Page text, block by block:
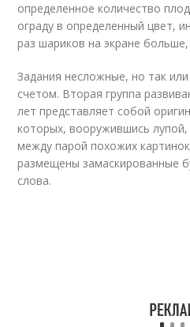
определенное количество
ограду в определенный цвет,
раз шариков на экране
Задания несложные, но так
счетом. Вторая группа
лет представляет собой
которых, вооружившись
между парой похожих
размещены замаскированные
слова.